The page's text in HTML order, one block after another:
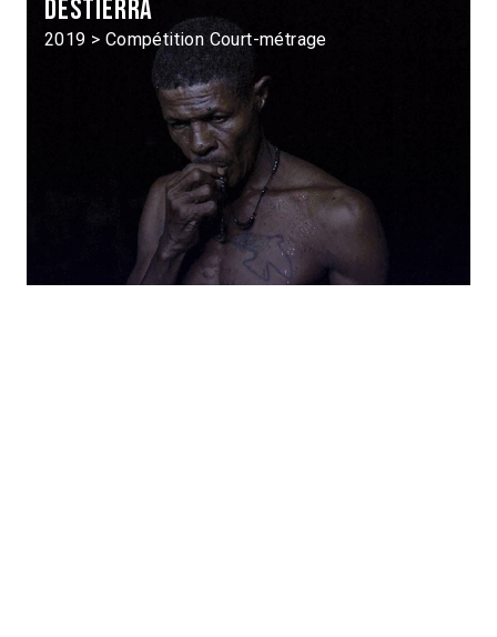
Destierra
2019 > Compétition Court-métrage